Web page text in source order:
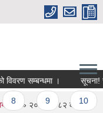
सम्बन्धमा । सूचना!
9 10
» २०८१।०८२ को नगर